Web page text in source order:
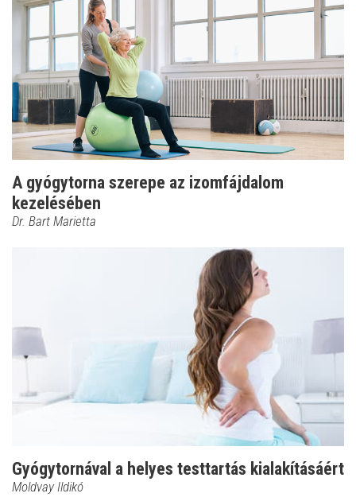
A gyógytorna szerepe az izomfájdalom
kezelésében
Dr. Bart Marietta
Gyógytornával a helyes testtartás kialakításáért
Moldvay Ildikó